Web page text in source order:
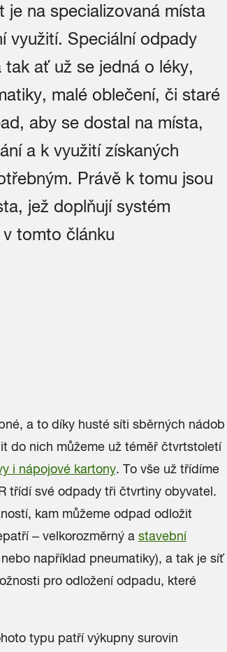
je na specializovaná místa
využití. Speciální odpady
ať už se jedná o léky,
malé oblečení, či staré
aby se dostal na místa,
a k využití získaných
Právě k tomu jsou
jež doplňují systém
tomto článku
a to díky husté síti sběrných nádob
do nich můžeme už téměř čtvrtstoletí
i nápojové kartony. To vše už třídíme
třídí své odpady tři čtvrtiny obyvatel.
kam můžeme odpad odložit
– velkorozměrný a stavební
například pneumatiky), a tak je síť
pro odložení odpadu, které
typu patří výkupny surovin